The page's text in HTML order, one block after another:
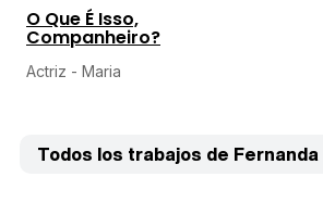
O Que É Isso,
Companheiro?
Actriz - Maria
Todos los trabajos de